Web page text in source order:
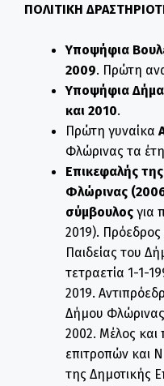
ΠΟΛΙΤΙΚΗ
Υποψήφια
2009. Πρώτη
Υποψήφια
και 2010.
Πρώτη γυναίκα
Φλώρινας τα
Επικεφαλής
Φλώρινας
σύμβουλος για
2019). Πρόεδρος
Παιδείας του
τετραετία 1-1-
2019.
Δήμου Φλώρινας
2002. Μέλος
επιτροπών και
της Δημοτικής